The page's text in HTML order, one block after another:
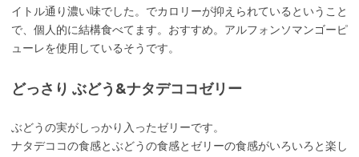
イトル通り濃い味でした。でカロリーが抑えられているということ
で、個人的に結構食べてます。おすすめ。アルフォンソマンゴーピ
ューレを使用しているそうです。
どっさり ぶどう&ナタデココゼリー
ぶどうの実がしっかり入ったゼリーです。
ナタデココの食感とぶどうの食感とゼリーの食感がいろいろと楽し